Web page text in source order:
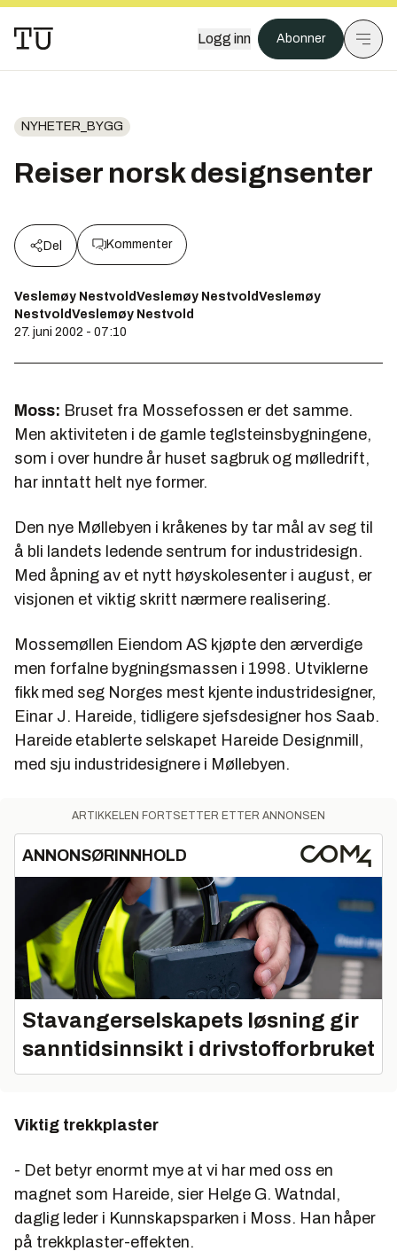
Logg inn Abonner
NYHETER_BYGG
Reiser norsk designsenter
Del Kommenter
Veslemøy NestvoldVeslemøy NestvoldVeslemøy
NestvoldVeslemøy Nestvold
27. juni 2002 - 07:10
Moss: Bruset fra Mossefossen er det samme.
Men aktiviteten i de gamle teglsteinsbygningene,
som i over hundre år huset sagbruk og mølledrift,
har inntatt helt nye former.
Den nye Møllebyen i kråkenes by tar mål av seg til
å bli landets ledende sentrum for industridesign.
Med åpning av et nytt høyskolesenter i august, er
visjonen et viktig skritt nærmere realisering.
Mossemøllen Eiendom AS kjøpte den ærverdige
men forfalne bygningsmassen i 1998. Utviklerne
fikk med seg Norges mest kjente industridesigner,
Einar J. Hareide, tidligere sjefsdesigner hos Saab.
Hareide etablerte selskapet Hareide Designmill,
med sju industridesignere i Møllebyen.
ARTIKKELEN FORTSETTER ETTER ANNONSEN
ANNONSØRINNHOLD
Stavangerselskapets løsning gir
sanntidsinnsikt i drivstofforbruket
Viktig trekkplaster
- Det betyr enormt mye at vi har med oss en
magnet som Hareide, sier Helge G. Watndal,
daglig leder i Kunnskapsparken i Moss. Han håper
på trekkplaster-effekten.